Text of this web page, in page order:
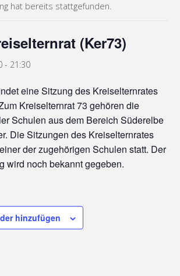
hat bereits stattgefunden.
(Ker73)
- 21:30
eine Sitzung des Kreiselternrates
Kreiselternrat 73 gehören die
Schulen aus dem Bereich Süderelbe
Die Sitzungen des Kreiselternrates
der zugehörigen Schulen statt. Der
wird noch bekannt gegeben.
hinzufügen